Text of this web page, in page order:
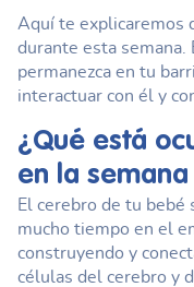
Aquí te explicaremos
durante esta semana.
permanezca en tu
interactuar con él y
¿Qué está
en la
El cerebro de tu bebé
mucho tiempo en el
construyendo y
células del cerebro y